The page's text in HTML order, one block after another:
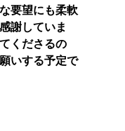
要望にも柔軟
謝していま
くださるの
いする予定で